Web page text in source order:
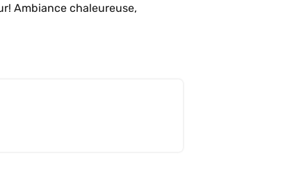
Ambiance chaleureuse,